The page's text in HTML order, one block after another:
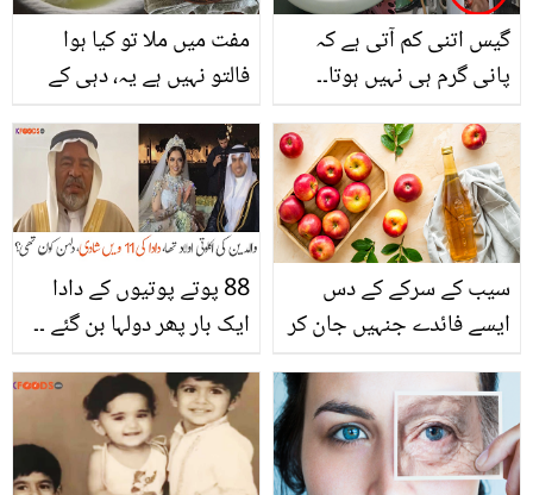
مفت میں ملا تو کیا ہوا
فالتو نہیں ہے یہ، دہی کے
پانی کو اس خاص طریقے
سے استعمال کر کے دیکھیں
اور دعائيں دیں
گیس اتنی کم آتی ہے کہ
پانی گرم ہی نہیں ہوتا۔۔
جانیں بغیر کسی خرچے کے
کم گیس میں بھی گیزر کو
چلائے رکھنے کا طریقہ
88 پوتے پوتیوں کے دادا
ایک بار پھر دولہا بن گئے ۔۔
83 سالہ بوڑھے شخص نے
11 ویں شادی کس خاص
لڑکی سے کی؟ ویڈیو
سیب کے سرکے کے دس
ایسے فائدے جنہیں جان کر
آپ اسے استعمال کرنا اپنی
عادت بنالیں گے